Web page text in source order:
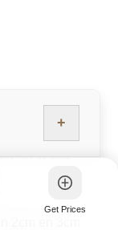
in Welke
+
Get Prices